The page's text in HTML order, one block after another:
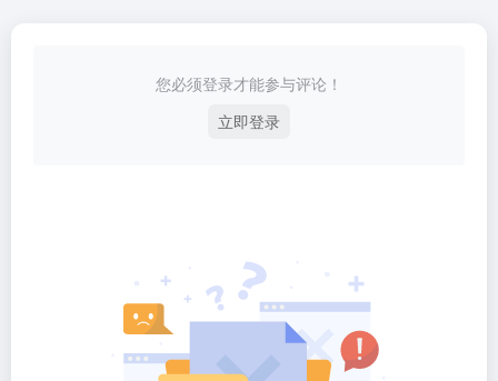
您必须登录才能参与评论！
立即登录